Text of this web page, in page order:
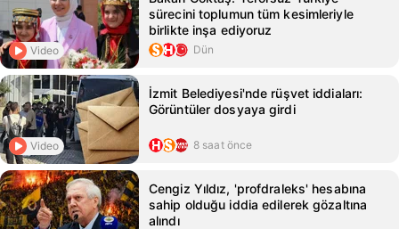
Video
sürecini toplumun tüm kesimleriyle
birlikte inşa ediyoruz
Dün
Video
İzmit Belediyesi'nde rüşvet iddiaları:
Görüntüler dosyaya girdi
8 saat önce
Cengiz Yıldız, 'profdraleks' hesabına
sahip olduğu iddia edilerek gözaltına
alındı